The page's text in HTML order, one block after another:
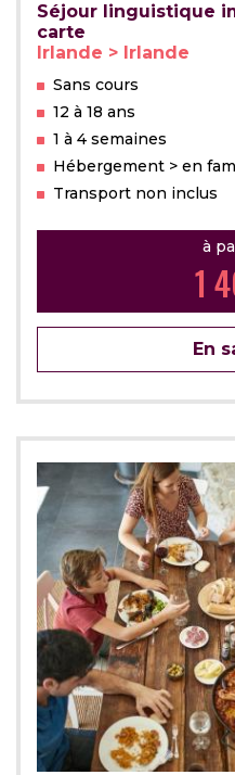
Séjour linguistique
carte
Irlande > Irlande
Sans cours
12 à 18 ans
1 à 4 semaines
Hébergement > en
Transport non inclus
à
1
En